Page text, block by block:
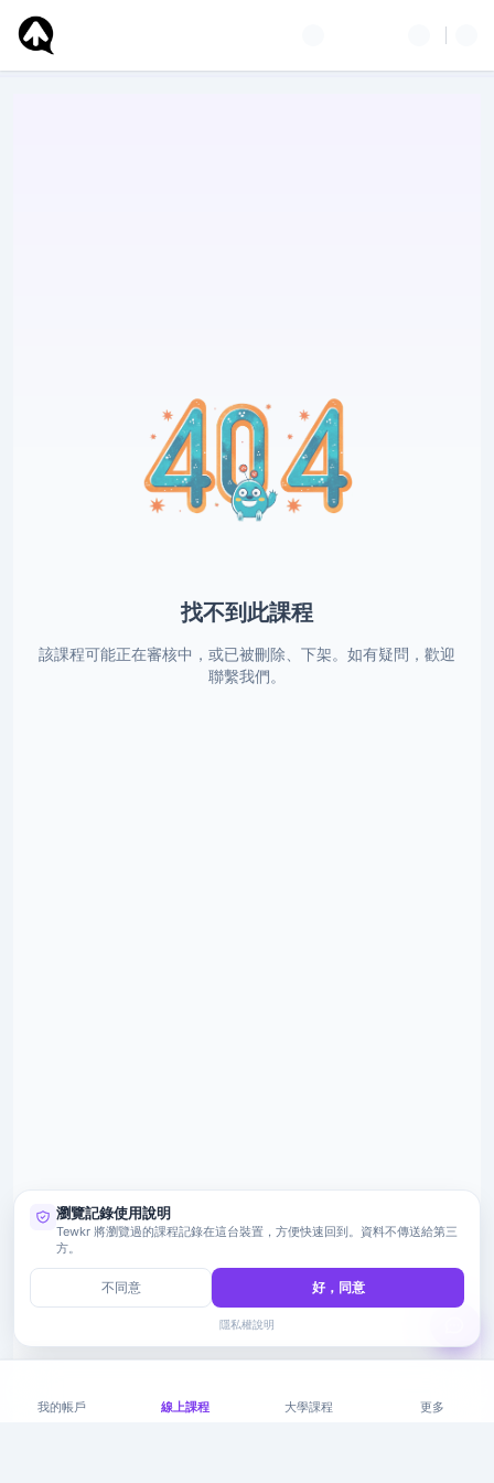
找不到此課程
該課程可能正在審核中，或已被刪除、下架。如有疑問，歡迎
聯繫我們。
我的帳戶 線上課程 大學課程 更多
瀏覽記錄使用說明
Tewkr 將瀏覽過的課程記錄在這台裝置，方便快速回到。資料不傳送給第三
方。
不同意 好，同意
隱私權說明